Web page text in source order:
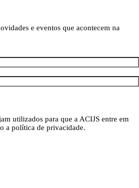
e eventos que acontecem na
utilizados para que a ACIJS entre em
a política de privacidade.